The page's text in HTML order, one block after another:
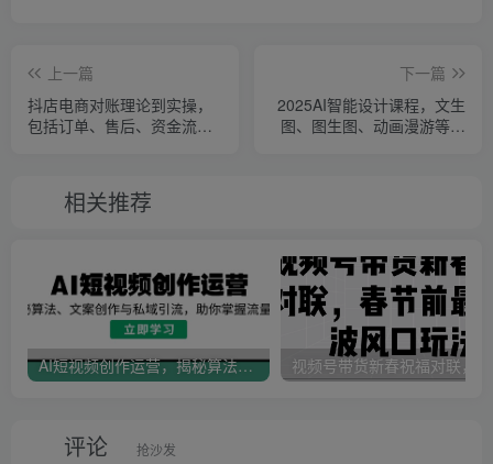
上一篇
抖店电商对账理论到实操，
包括订单、售后、资金流水
下一篇
2025AI智能设计课程，文生
图、图生图、动画漫游等技
相关推荐
AI短视频创作运营，揭秘算法、文案创作与私域引流，助你掌握流量密码
评论 抢沙发